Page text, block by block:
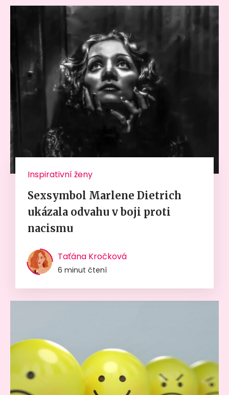
Inspirativní ženy
Sexsymbol Marlene Dietrich
ukázala odvahu v boji proti
nacismu
Taťána Kročková
6 minut čtení